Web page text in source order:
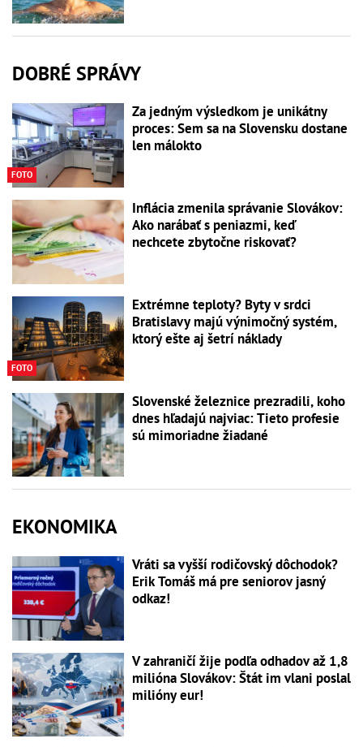
DOBRÉ SPRÁVY
FOTO
Za jedným výsledkom je unikátny
proces: Sem sa na Slovensku dostane
len málokto
Inflácia zmenila správanie Slovákov:
Ako narábať s peniazmi, keď
nechcete zbytočne riskovať?
FOTO
Extrémne teploty? Byty v srdci
Bratislavy majú výnimočný systém,
ktorý ešte aj šetrí náklady
Slovenské železnice prezradili, koho
dnes hľadajú najviac: Tieto profesie
sú mimoriadne žiadané
EKONOMIKA
Vráti sa vyšší rodičovský dôchodok?
Erik Tomáš má pre seniorov jasný
odkaz!
V zahraničí žije podľa odhadov až 1,8
milióna Slovákov: Štát im vlani poslal
milióny eur!